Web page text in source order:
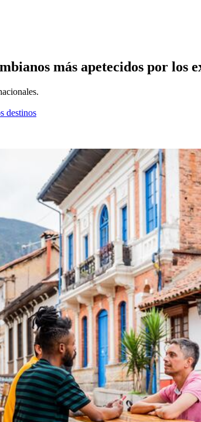
más apetecidos por los
destinos